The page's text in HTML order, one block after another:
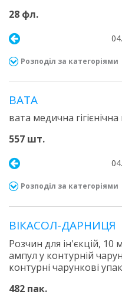
28 фл.
Розподіл за категоріями
ВАТА
вата медична
557 шт.
Розподіл за категоріями
ВІКАСОЛ-ДАРНИЦЯ
Розчин для ін'єкцій, 10
ампул у контурній
контурні чарункові
482 пак.